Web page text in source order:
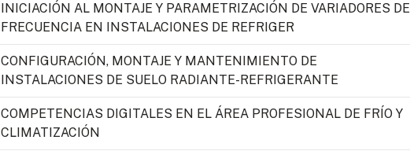
INICIACIÓN AL MONTAJE Y PARAMETRIZACIÓN DE VARIADORES DE
FRECUENCIA EN INSTALACIONES DE REFRIGER
CONFIGURACIÓN, MONTAJE Y MANTENIMIENTO DE
INSTALACIONES DE SUELO RADIANTE-REFRIGERANTE
COMPETENCIAS DIGITALES EN EL ÁREA PROFESIONAL DE FRÍO Y
CLIMATIZACIÓN